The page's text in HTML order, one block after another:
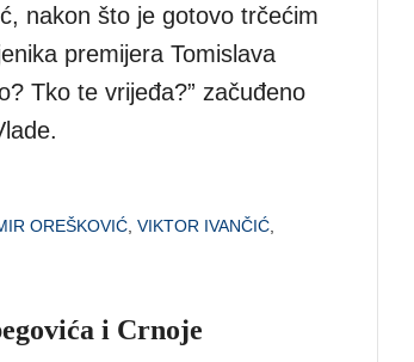
nakon što je gotovo trčećim
premijera Tomislava
Tko te vrijeđa?” začuđeno
OREŠKOVIĆ VIKTOR IVANČIĆ
i Crnoje